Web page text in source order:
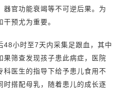
官功能衰竭等不可逆后果。为
预尤为重要。
小时至7天内采集足跟血，其中
果筛查发现孩子患此病症，医院
科医生的指导下给予患儿食用不
搭配母乳，随着患儿的成长逐